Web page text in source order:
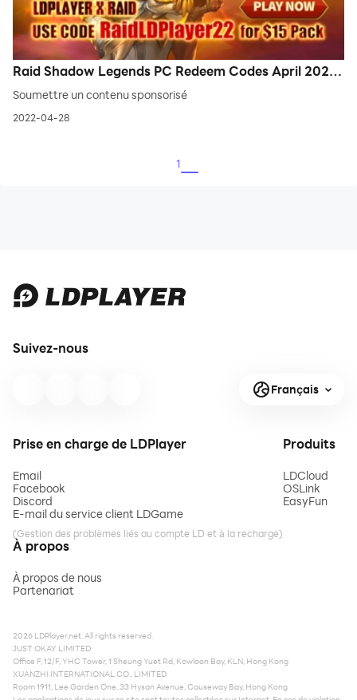
Raid Shadow Legends PC Redeem Codes April 2022
- LDPlayer Exclusive Corporation
Soumettre un contenu sponsorisé
2022-04-28
1
Suivez-nous
Français
Prise en charge de LDPlayer
Email
Facebook
Discord
E-mail du service client LDGame
(Gestion des problèmes liés au compte LD et à la recharge)
Produits
LDCloud
OSLink
EasyFun
À propos
À propos de nous
Partenariat
2026 LDPlayer.net. All rights reserved.
JUST OKAY LIMITED
Office F, 12/F, YHC Tower, 1 Sheung Yuet Rd, Kowloon Bay, KLN, Hong Kong
XUANZHI INTERNATIONAL CO., LIMITED
Room 1911, Lee Garden One, 33 Hysan Avenue, Causeway Bay, Hong Kong